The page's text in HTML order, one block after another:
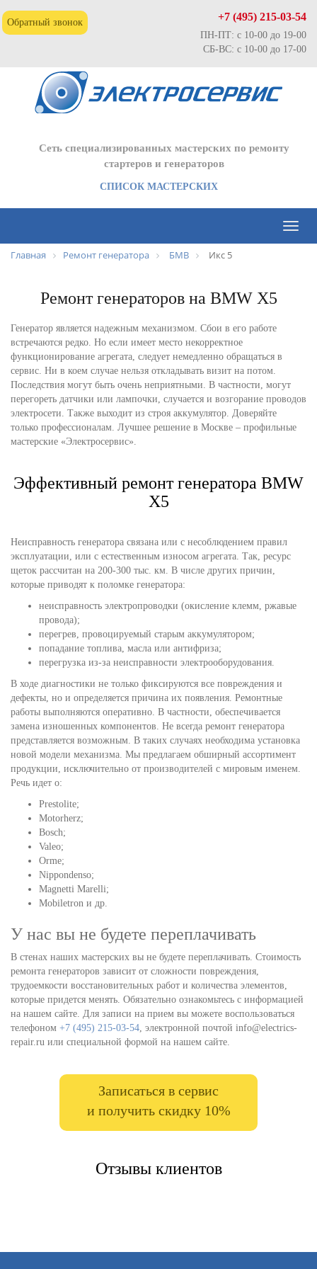
Обратный звонок +7 (495) 215-03-54
ПН-ПТ: с 10-00 до 19-00
СБ-ВС: с 10-00 до 17-00
Сеть специализированных мастерских по ремонту
стартеров и генераторов
СПИСОК МАСТЕРСКИХ
Toggle
Главная Ремонт генератора БМВ Икс 5
Ремонт генераторов на BMW X5
Генератор является надежным механизмом. Сбои в его работе
встречаются редко. Но если имеет место некорректное
функционирование агрегата, следует немедленно обращаться в
сервис. Ни в коем случае нельзя откладывать визит на потом.
Последствия могут быть очень неприятными. В частности, могут
перегореть датчики или лампочки, случается и возгорание проводов
электросети. Также выходит из строя аккумулятор. Доверяйте
только профессионалам. Лучшее решение в Москве – профильные
мастерские «Электросервис».
Эффективный ремонт генератора BMW
X5
Неисправность генератора связана или с несоблюдением правил
эксплуатации, или с естественным износом агрегата. Так, ресурс
щеток рассчитан на 200-300 тыс. км. В числе других причин,
которые приводят к поломке генератора:
неисправность электропроводки (окисление клемм, ржавые
провода);
перегрев, провоцируемый старым аккумулятором;
попадание топлива, масла или антифриза;
перегрузка из-за неисправности электрооборудования.
В ходе диагностики не только фиксируются все повреждения и
дефекты, но и определяется причина их появления. Ремонтные
работы выполняются оперативно. В частности, обеспечивается
замена изношенных компонентов. Не всегда ремонт генератора
представляется возможным. В таких случаях необходима установка
новой модели механизма. Мы предлагаем обширный ассортимент
продукции, исключительно от производителей с мировым именем.
Речь идет о:
Prestolite;
Motorherz;
Bosch;
Valeo;
Orme;
Nippondenso;
Magnetti Marelli;
Mobiletron и др.
У нас вы не будете переплачивать
В стенах наших мастерских вы не будете переплачивать. Стоимость
ремонта генераторов зависит от сложности повреждения,
трудоемкости восстановительных работ и количества элементов,
которые придется менять. Обязательно ознакомьтесь с информацией
на нашем сайте. Для записи на прием вы можете воспользоваться
телефоном +7 (495) 215-03-54, электронной почтой info@electrics-
repair.ru или специальной формой на нашем сайте.
Записаться в сервис
и получить скидку 10%
Отзывы клиентов